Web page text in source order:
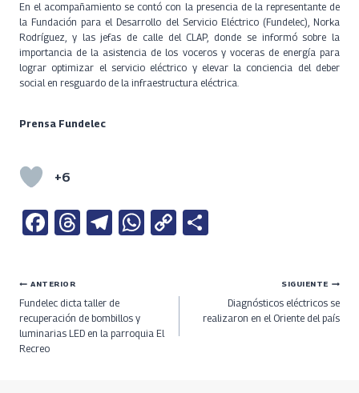
En el acompañamiento se contó con la presencia de la representante de
la Fundación para el Desarrollo del Servicio Eléctrico (Fundelec), Norka
Rodríguez, y las jefas de calle del CLAP, donde se informó sobre la
importancia de la asistencia de los voceros y voceras de energía para
lograr optimizar el servicio eléctrico y elevar la conciencia del deber
social en resguardo de la infraestructura eléctrica.
Prensa Fundelec
+6
Fa
b
o
o
k
T
a
ds
Te
a
m
W
A
C
Li
Navegación
de
entradas
ANTERIOR
Fundelec dicta taller de
recuperación de bombillos y
luminarias LED en la parroquia El
Recreo
SIGUIENTE
Diagnósticos eléctricos se
realizaron en el Oriente del país